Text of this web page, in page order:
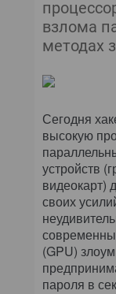
взлома
методах
Сегодня
высокую
устройств
видеокарт)
своих
(GPU)
пароля в